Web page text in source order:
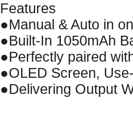
Features
●Manual & Auto in
●Built-In 1050mAh
●Perfectly paired
●OLED Screen,
●Delivering Output